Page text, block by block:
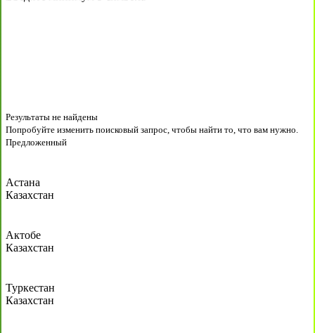
Результаты не найдены
Попробуйте изменить поисковый запрос, чтобы найти то, что вам нужно.
Предложенный
Астана
Казахстан
Актобе
Казахстан
Туркестан
Казахстан